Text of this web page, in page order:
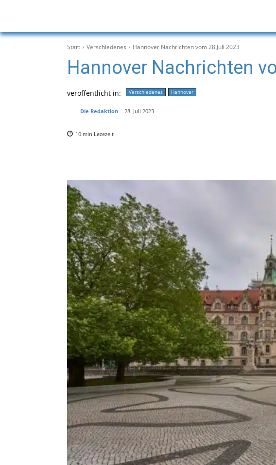
Start Verschiedenes Hannover Nachrichten vom 28.Juli 2023
Hannover Nachrichten
veröffentlicht in: Verschiedenes Hannover
Die Redaktion 28. Juli 2023
10 min.Lezezeit